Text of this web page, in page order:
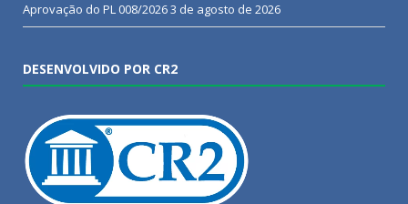
Aprovação do PL 008/20263 de agosto de 2026
DESENVOLVIDO POR CR2